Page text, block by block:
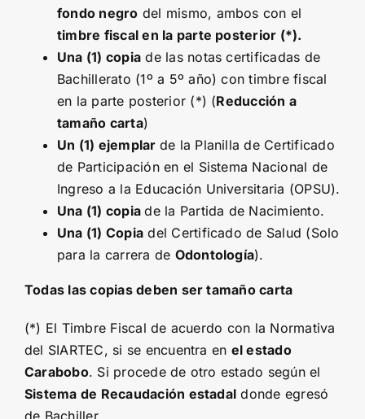
fondo negro del mismo, ambos con el
timbre fiscal en la parte posterior (*).
Una (1) copia de las notas certificadas de
Bachillerato (1º a 5º año) con timbre fiscal
en la parte posterior (*) (Reducción a
tamaño carta)
Un (1) ejemplar de la Planilla de Certificado
de Participación en el Sistema Nacional de
Ingreso a la Educación Universitaria (OPSU).
Una (1) copiade la Partida de Nacimiento.
Una (1) Copia del Certificado de Salud (Solo
para la carrera de Odontología).
Todas las copias deben ser tamaño carta
(*) El Timbre Fiscal de acuerdo con la Normativa
del SIARTEC, si se encuentra en el estado
Carabobo. Si procede de otro estado según el
Sistema de Recaudación estadal donde egresó
de Bachiller.